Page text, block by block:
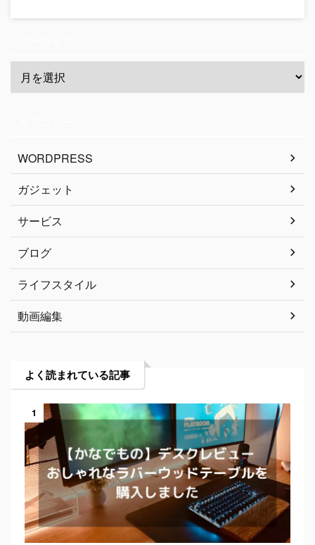
WORDPRESS
ガジェット
サービス
ブログ
ライフスタイル
動画編集
よく読まれている記事
1